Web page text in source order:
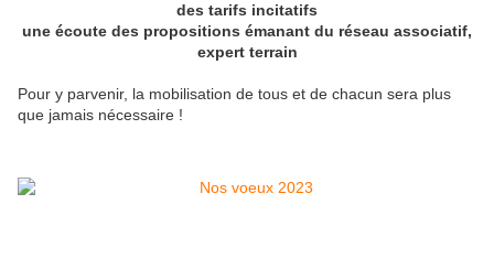
des tarifs incitatifs
une écoute des propositions émanant du réseau associatif,
expert terrain
Pour y parvenir, la mobilisation de tous et de chacun sera plus
que jamais nécessaire !